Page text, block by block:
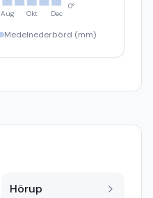
Aug Okt Dec
0°
Medelnederbörd (mm)
Hörup